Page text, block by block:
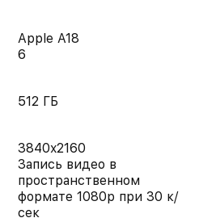
Apple A18
6
512 ГБ
3840x2160
Запись видео в
пространственном
формате 1080p при 30 к/
сек